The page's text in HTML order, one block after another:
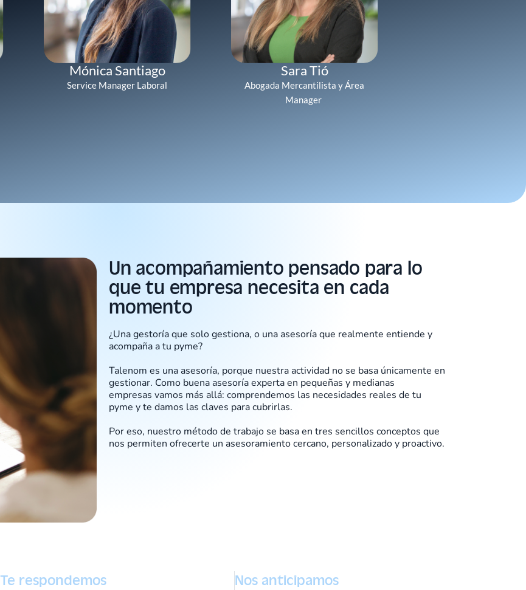
Mónica Santiago
Service Manager Laboral
Sara Tió
Abogada Mercantilista y Área
Manager
Un acompañamiento pensado para lo
que tu empresa necesita en cada
momento
¿Una gestoría que solo gestiona, o una asesoría que realmente entiende y
acompaña a tu pyme?
Talenom es una asesoría, porque nuestra actividad no se basa únicamente en
gestionar. Como buena asesoría experta en pequeñas y medianas
empresas vamos más allá: comprendemos las necesidades reales de tu
pyme y te damos las claves para cubrirlas.
Por eso, nuestro método de trabajo se basa en tres sencillos conceptos que
nos permiten ofrecerte un asesoramiento cercano, personalizado y proactivo.
Te respondemos Nos anticipamos